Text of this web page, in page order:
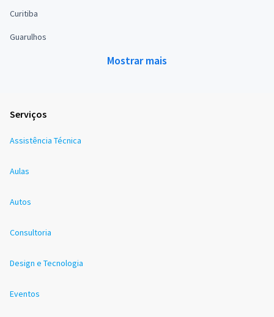
Curitiba
Guarulhos
Mostrar mais
Serviços
Assistência Técnica
Aulas
Autos
Consultoria
Design e Tecnologia
Eventos